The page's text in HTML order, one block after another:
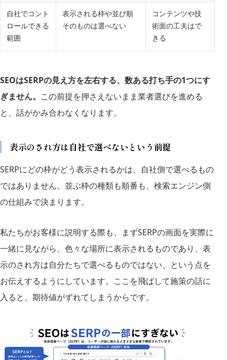
自社でコント
ロールできる
範囲
表示される枠や並び順
そのものは選べない
コンテンツや技
術面の工夫はで
きる
SEOはSERPの見え方を左右する、数ある打ち手の1つにす
ぎません。 この前提を押さえないまま業者選びを進める
と、話がかみ合わなくなります。
表示のされ方は自社で選べないという前提
SERPにどの枠がどう表示されるかは、自社側で選べるもの
ではありません。並ぶ枠の種類も順番も、検索エンジン側
の仕組みで決まります。
私たちがお客様に説明する際も、まずSERPの画面を実際に
一緒に見ながら、色々な場所に表示されるものであり、表
示のされ方は自分たちで選べるものではない、という点を
お伝えするようにしています。ここを飛ばして施策の話に
入ると、期待値がずれてしまうからです。